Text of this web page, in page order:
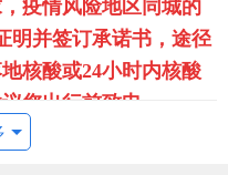
疫情风险地区同城的
明并签订承诺书，途径
核酸或24小时内核酸
您出行前致电
询，及时了解最新防